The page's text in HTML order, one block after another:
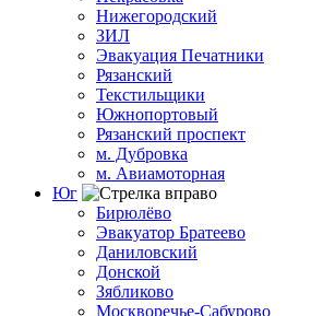
Нижегородский
ЗИЛ
Эвакуация Печатники
Рязанский
Текстильщики
Южнопортовый
Рязанский проспект
м. Дубровка
м. Авиамоторная
Юг
Бирюлёво
Эвакуатор Братеево
Даниловский
Донской
Зябликово
Москворечье-Сабурово